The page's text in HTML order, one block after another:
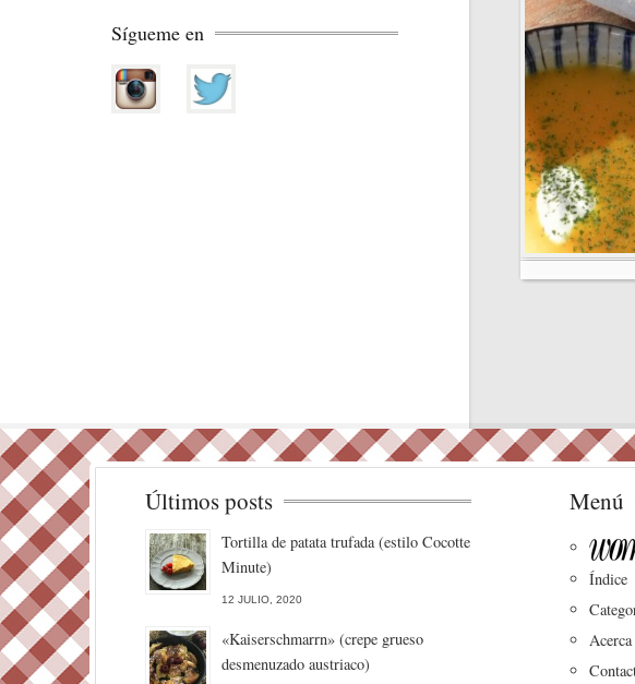
Sígueme en
Últimos posts
Tortilla de patata trufada (estilo Cocotte
Minute)
12 JULIO, 2020
«Kaiserschmarrn» (crepe grueso
desmenuzado austriaco)
Menú
Índice